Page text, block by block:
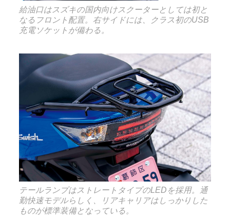
給油口はスズキの国内向けスクーターとしては初と
なるフロント配置。右サイドには、クラス初のUSB
充電ソケットが備わる。
テールランプはストレートタイプのLEDを採用。通
勤快速モデルらしく、リアキャリアはしっかりした
ものが標準装備となっている。